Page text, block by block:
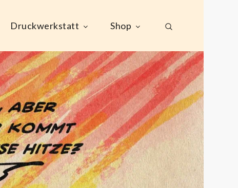
Druckwerkstatt Shop